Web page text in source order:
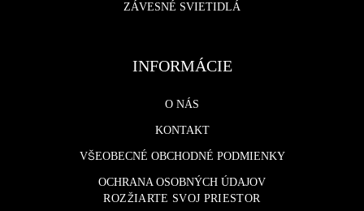
ZÁVESNÉ SVIETIDLÁ
INFORMÁCIE
O NÁS
KONTAKT
VŠEOBECNÉ OBCHODNÉ PODMIENKY
OCHRANA OSOBNÝCH ÚDAJOV
ROZŽIARTE SVOJ PRIESTOR